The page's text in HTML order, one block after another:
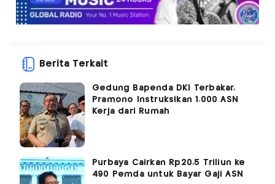
Berita Terkait
Gedung Bapenda DKI Terbakar,
Pramono Instruksikan 1.000 ASN
Kerja dari Rumah
Purbaya Cairkan Rp20,5 Triliun ke
490 Pemda untuk Bayar Gaji ASN